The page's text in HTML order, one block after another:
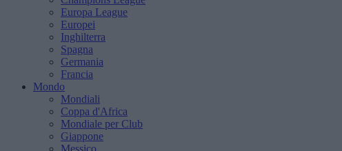
Europa League
Europei
Inghilterra
Spagna
Germania
Francia
Mondo
Mondiali
Coppa d'Africa
Mondiale per Club
Giappone
Messico